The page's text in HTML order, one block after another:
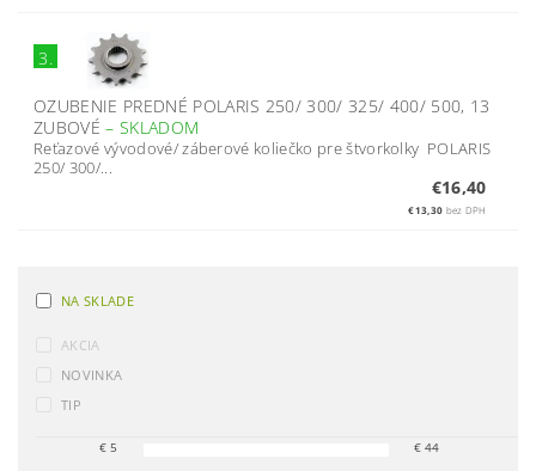
3.
OZUBENIE PREDNÉ POLARIS 250/ 300/ 325/ 400/ 500, 13
ZUBOVÉ–SKLADOM
Reťazové vývodové/ záberové koliečko pre štvorkolky POLARIS
250/ 300/...
€16,40
€13,30 bez DPH
NA SKLADE
AKCIA
NOVINKA
TIP
€5 €44